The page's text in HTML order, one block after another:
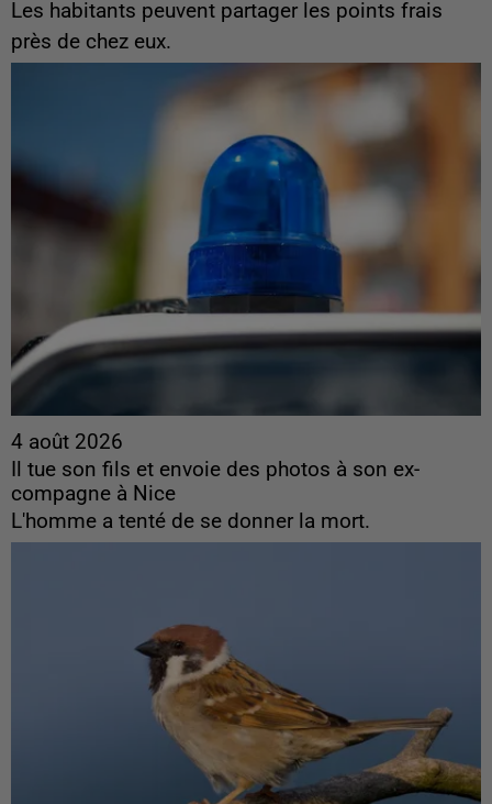
Les habitants peuvent partager les points frais
près de chez eux.
4 août 2026
Il tue son fils et envoie des photos à son ex-
compagne à Nice
L'homme a tenté de se donner la mort.